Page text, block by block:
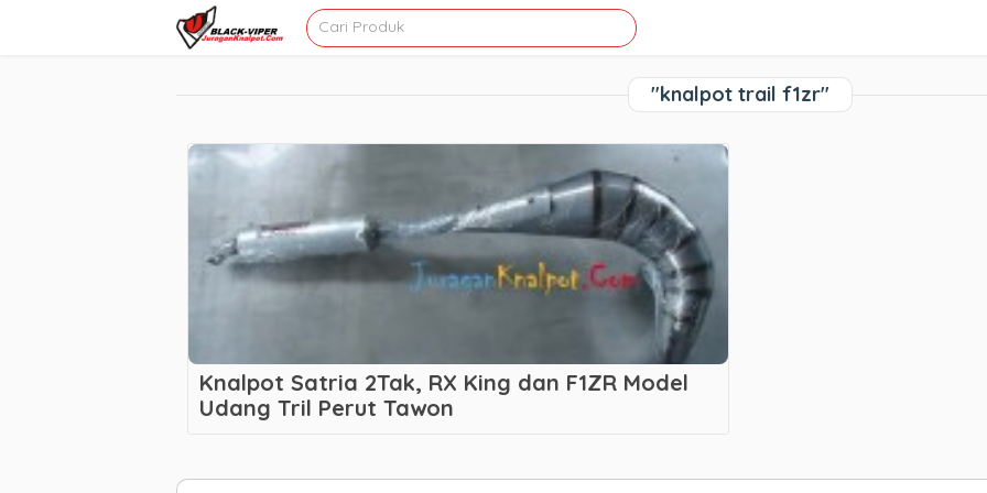
"knalpot trail f1zr"
Knalpot Satria 2Tak, RX King dan F1ZR Model
Udang Tril Perut Tawon